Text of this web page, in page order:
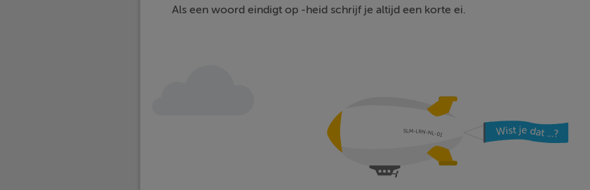
Als een woord eindigt op -heid schrijf je altijd een korte ei.